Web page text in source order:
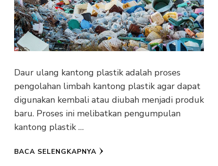
Daur ulang kantong plastik adalah proses
pengolahan limbah kantong plastik agar dapat
digunakan kembali atau diubah menjadi produk
baru. Proses ini melibatkan pengumpulan
kantong plastik …
BACA SELENGKAPNYA